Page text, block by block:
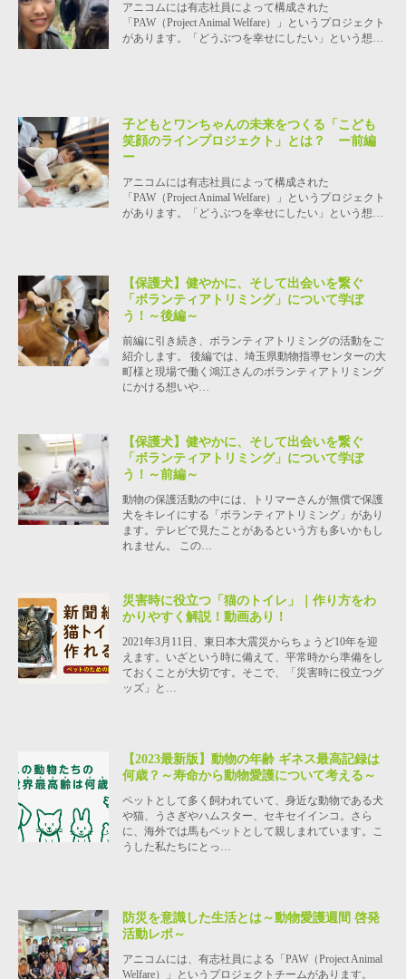
アニコムには有志社員によって構成された
「PAW（Project Animal Welfare）」というプロジェクト
があります。「どうぶつを幸せにしたい」という想…
子どもとワンちゃんの未来をつくる「こども
笑顔のラインプロジェクト」とは？ ー前編
ー
アニコムには有志社員によって構成された
「PAW（Project Animal Welfare）」というプロジェクト
があります。「どうぶつを幸せにしたい」という想…
【保護犬】健やかに、そして出会いを繋ぐ
「ボランティアトリミング」について学ぼ
う！～後編～
前編に引き続き、ボランティアトリミングの活動をご
紹介します。 後編では、埼玉県動物指導センターの大
町様と現場で働く鴻江さんのボランティアトリミング
にかける想いや…
【保護犬】健やかに、そして出会いを繋ぐ
「ボランティアトリミング」について学ぼ
う！～前編～
動物の保護活動の中には、トリマーさんが無償で保護
犬をキレイにする「ボランティアトリミング」があり
ます。テレビで見たことがあるという方も多いかもし
れません。 この…
災害時に役立つ「猫のトイレ」｜作り方をわ
かりやすく解説！動画あり！
2021年3月11日、東日本大震災からちょうど10年を迎
えます。いざという時に備えて、平常時から準備をし
ておくことが大切です。そこで、「災害時に役立つグ
ッズ」と…
【2023最新版】動物の年齢 ギネス最高記録は
何歳？～寿命から動物愛護について考える～
ペットとして多く飼われていて、身近な動物である犬
や猫、うさぎやハムスター、セキセイインコ。さら
に、海外では馬もペットとして親しまれています。こ
うした私たちにとっ…
防災を意識した生活とは～動物愛護週間 啓発
活動レポ～
アニコムには、有志社員による「PAW（Project Animal
Welfare）」というプロジェクトチームがあります。